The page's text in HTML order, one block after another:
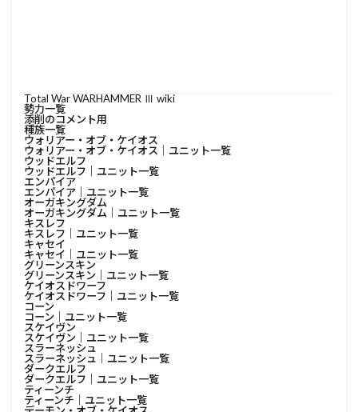
Total War WARHAMMER Ⅲ wiki
勢力一覧
添削のコメント用
種族一覧
ウォリアー・オブ・ケイオス
ウォリアー・オブ・ケイオス│ユニット一覧
ウッドエルフ
ウッドエルフ│ユニット一覧
エンパイア
エンパイア│ユニット一覧
オーガキングダム
オーガキングダム│ユニット一覧
キスレフ
キスレフ│ユニット一覧
キャセイ
キャセイ│ユニット一覧
グリーンスキン
グリーンスキン│ユニット一覧
ケイオスドワーフ
ケイオスドワーフ│ユニット一覧
コーン
コーン│ユニット一覧
スケイヴン
スケイヴン│ユニット一覧
スラーネッシュ
スラーネッシュ│ユニット一覧
ダークエルフ
ダークエルフ│ユニット一覧
ティーンチ
ティーンチ│ユニット一覧